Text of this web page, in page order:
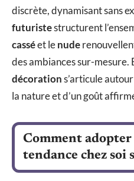
discrète, dynamisant sans
futuristestructurent
casséet lenude
des ambiances sur-mesure.
décorations’articule
la nature et d’un goût
Comment adopter
tendance chez soi